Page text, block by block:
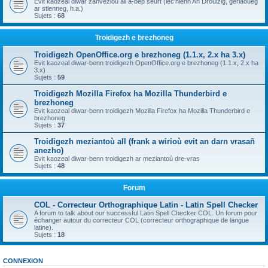
ar stlenneg, h.a.)
Sujets : 68
Troidigezh e brezhoneg
Troidigezh OpenOffice.org e brezhoneg (1.1.x, 2.x ha 3.x)
Evit kaozeal diwar-benn troidigezh OpenOffice.org e brezhoneg (1.1.x, 2.x ha
3.x)
Sujets : 59
Troidigezh Mozilla Firefox ha Mozilla Thunderbird e
brezhoneg
Evit kaozeal diwar-benn troidigezh Mozilla Firefox ha Mozilla Thunderbird e
brezhoneg
Sujets : 37
Troidigezh meziantoù all (frank a wirioù evit an darn vrasañ
anezho)
Evit kaozeal diwar-benn troidigezh ar meziantoù dre-vras
Sujets : 48
Forum
COL - Correcteur Orthographique Latin - Latin Spell Checker
A forum to talk about our successful Latin Spell Checker COL. Un forum pour
échanger autour du correcteur COL (correcteur orthographique de langue
latine).
Sujets : 18
CONNEXION